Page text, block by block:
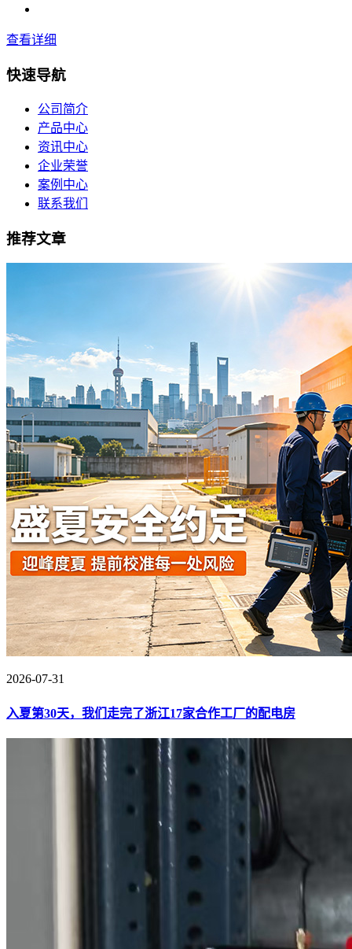
查看详细
快速导航
公司简介
产品中心
资讯中心
企业荣誉
案例中心
联系我们
推荐文章
2026-07-31
入夏第30天，我们走完了浙江17家合作工厂的配电房